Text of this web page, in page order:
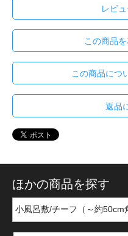
レビ
この商品
この商品につ
返品
ほかの商品を探す